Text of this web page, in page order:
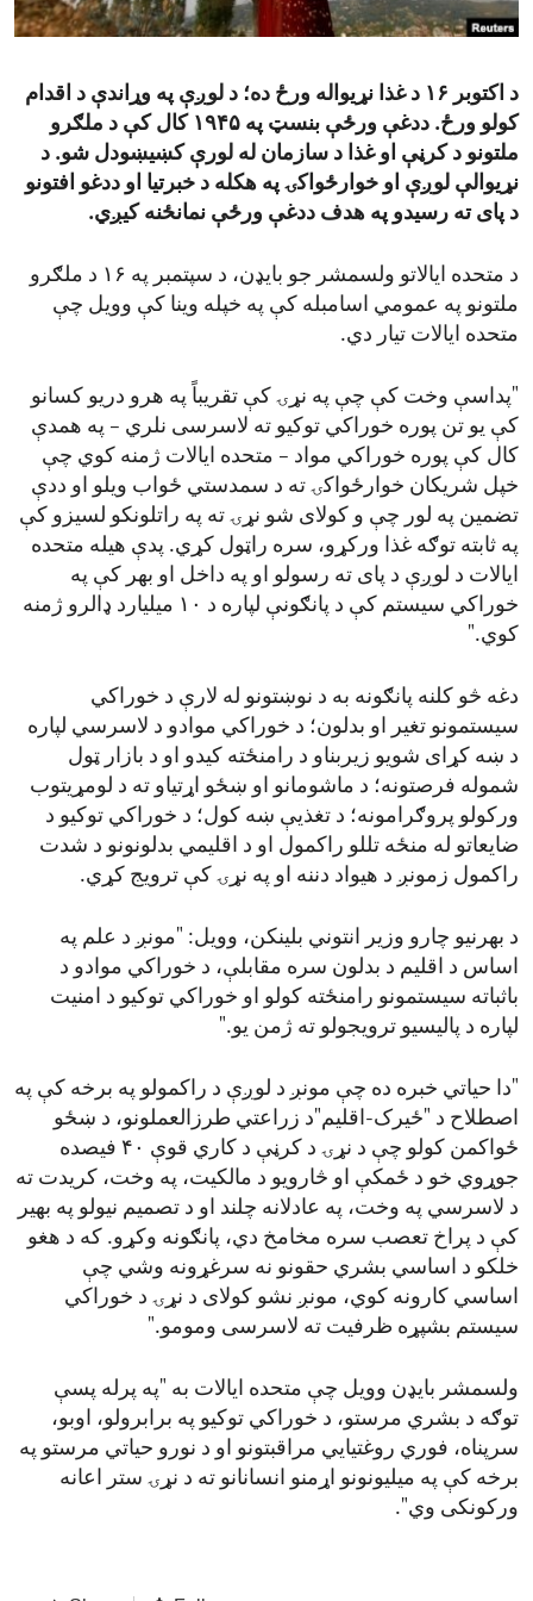
ENVIRONMENT AND HEALTH
د اکتوبر ۱۶ د غذا نړیواله ورځ ده؛ د لوږې په وړاندې د اقدام
کولو ورځ. ددغې ورځې بنسټ په ۱۹۴۵ کال کې د ملګرو
ملتونو د کرڼې او غذا د سازمان له لورې کښیښودل شو. د
نړیوالې لوږې او خوارځواکۍ په هکله د خبرتیا او ددغو افتونو
د پای ته رسیدو په هدف ددغې ورځې نمانځنه کیږي.
د متحده ایالاتو ولسمشر جو بایډن، د سپتمبر په ۱۶ د ملګرو
ملتونو په عمومي اسامبله کې په خپله وینا کې وویل چې
متحده ایالات تیار دي.
"پداسې وخت کې چې په نړۍ کې تقریباً په هرو دریو کسانو
کې یو تن پوره خوراکي توکیو ته لاسرسی نلري – په همدې
کال کې پوره خوراکي مواد – متحده ایالات ژمنه کوي چې
خپل شریکان خوارځواکۍ ته د سمدستي ځواب ویلو او ددې
تضمین په لور چې و کولای شو نړۍ ته په راتلونکو لسیزو کې
په ثابته توګه غذا ورکړو، سره راټول کړي. پدې هیله متحده
ایالات د لوږې د پای ته رسولو او په داخل او بهر کې په
خوراکي سیستم کې د پانګونې لپاره د ۱۰ میلیارد ډالرو ژمنه
کوي."
دغه څو کلنه پانګونه به د نوښتونو له لارې د خوراکي
سیستمونو تغیر او بدلون؛ د خوراکي موادو د لاسرسي لپاره
د ښه کړای شویو زیربناو د رامنځته کیدو او د بازار ټول
شموله فرصتونه؛ د ماشومانو او ښځو اړتیاو ته د لومړیتوب
ورکولو پروګرامونه؛ د تغذیې ښه کول؛ د خوراکي توکیو د
ضایعاتو له منځه تللو راکمول او د اقلیمي بدلونونو د شدت
راکمول زمونږ د هیواد دننه او په نړۍ کې ترویج کړي.
د بهرنیو چارو وزیر انتوني بلینکن، وویل: "مونږ د علم په
اساس د اقلیم د بدلون سره مقابلې، د خوراکي موادو د
باثباته سیستمونو رامنځته کولو او خوراکي توکیو د امنیت
لپاره د پالیسیو ترویجولو ته ژمن یو."
"دا حیاتي خبره ده چې مونږ د لوږې د راکمولو په برخه کې په
اصطلاح د "ځیرک-اقلیم"د زراعتي طرزالعملونو، د ښځو
ځواکمن کولو چې د نړۍ د کرڼې د کاري قوې ۴۰ فیصده
جوړوي خو د ځمکې او څارویو د مالکیت، په وخت، کریدت ته
د لاسرسي په وخت، په عادلانه چلند او د تصمیم نیولو په بهیر
کې د پراخ تعصب سره مخامخ دي، پانګونه وکړو. که د هغو
خلکو د اساسي بشري حقونو نه سرغړونه وشي چې
اساسي کارونه کوي، مونږ نشو کولای د نړۍ د خوراکي
سیستم بشپړه ظرفیت ته لاسرسی ومومو."
ولسمشر بایډن وویل چې متحده ایالات به "په پرله پسې
توګه د بشري مرستو، د خوراکي توکیو په برابرولو، اوبو،
سرپناه، فوري روغتیایي مراقبتونو او د نورو حیاتي مرستو په
برخه کې په میلیونونو اړمنو انسانانو ته د نړۍ ستر اعانه
ورکونکی وي".